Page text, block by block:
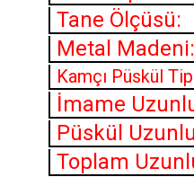
Tane Ölçüsü:
Metal Madeni:
Kamçı Püskül
İmame
Püskül
Toplam